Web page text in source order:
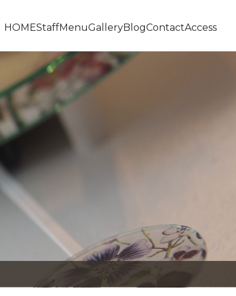
HOMEStaffMenuGalleryBlogContactAccess